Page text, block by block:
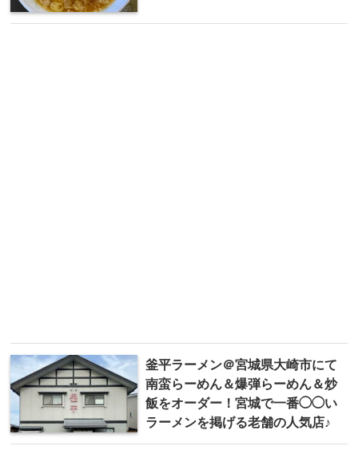
釜平ラーメン＠宮城県大崎市にて
南蛮らーめん＆爆弾らーめん＆炒
飯をオーダー！宮城で一番◯◯い
ラーメンを掲げる老舗の人気店♪